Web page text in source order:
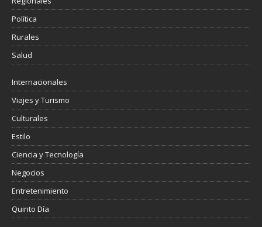
Política
Rurales
Salud
Internacionales
Viajes y Turismo
Culturales
Estilo
Ciencia y Tecnología
Negocios
Entretenimiento
Quinto Día